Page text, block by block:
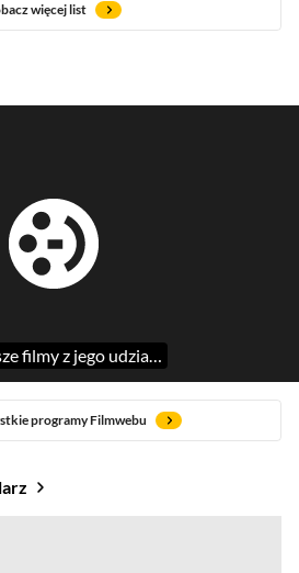
więcej list
Jason Statham: najlepsze filmy z jego udziałem
programy Filmwebu